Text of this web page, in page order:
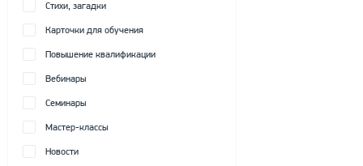
Стихи, загадки
Карточки для обучения
Повышение квалификации
Вебинары
Семинары
Мастер-классы
Новости